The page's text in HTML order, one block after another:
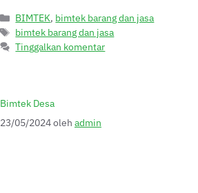
BIMTEK, bimtek barang dan jasa
bimtek barang dan jasa
Tinggalkan komentar
Bimtek Desa
23/05/2024oleh admin